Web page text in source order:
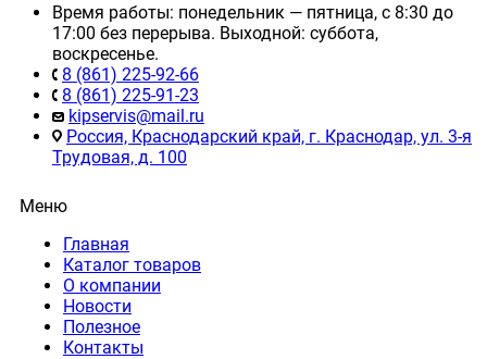
Время работы: понедельник — пятница, с 8:30 до
17:00 без перерыва. Выходной: суббота,
воскресенье.
8 (861) 225-92-66
8 (861) 225-91-23
kipservis@mail.ru
Россия, Краснодарский край, г. Краснодар, ул. 3-я
Трудовая, д. 100
Меню
Главная
Каталог товаров
О компании
Новости
Полезное
Контакты